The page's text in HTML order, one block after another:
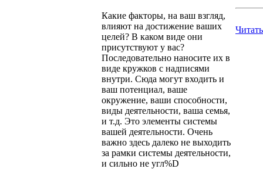
Какие факторы, на ваш взгляд,
влияют на достижение ваших
целей? В каком виде они
присутствуют у вас?
Последовательно наносите их в
виде кружков с надписями
внутри. Сюда могут входить и
ваш потенциал, ваше
окружение, ваши способности,
виды деятельности, ваша семья,
и т.д. Это элементы системы
вашей деятельности. Очень
важно здесь далеко не выходить
за рамки системы деятельности,
и сильно не угл%D